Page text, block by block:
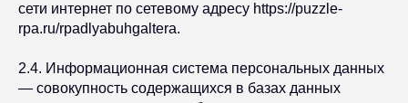
сети интернет по сетевому адресу https://puzzle-
rpa.ru/rpadlyabuhgaltera.
2.4. Информационная система персональных данных
— совокупность содержащихся в базах данных